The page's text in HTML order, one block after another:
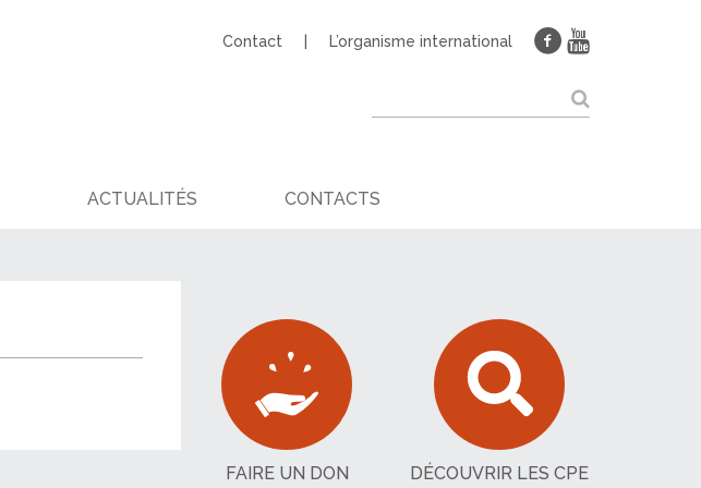
Contact L’organisme international
ACTUALITÉS CONTACTS
FAIRE UN DON DÉCOUVRIR LES CPE